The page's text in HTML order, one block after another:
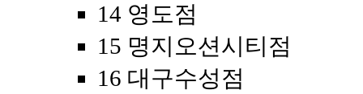
14 영도점
15 명지오션시티점
16 대구수성점